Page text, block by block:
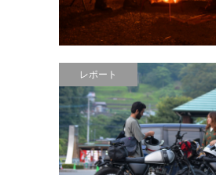
レポート